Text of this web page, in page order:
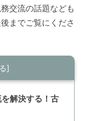
交流の話題なども
までご覧にくださ
解決する！古